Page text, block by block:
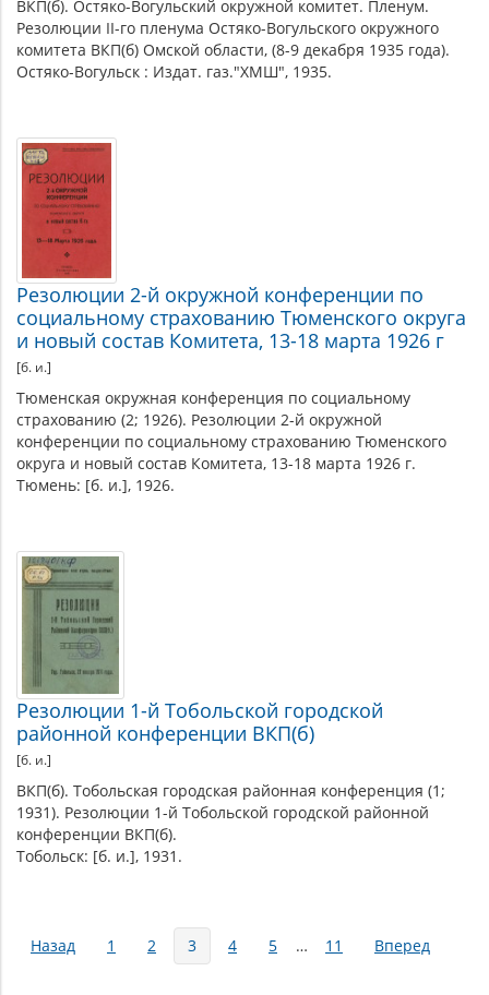
ВКП(б). Остяко-Вогульский окружной комитет. Пленум.
Резолюции II-го пленума Остяко-Вогульского окружного
комитета ВКП(б) Омской области, (8-9 декабря 1935 года).
Остяко-Вогульск : Издат. газ."ХМШ", 1935.
Резолюции 2-й окружной конференции по
социальному страхованию Тюменского округа
и новый состав Комитета, 13-18 марта 1926 г
[б. и.]
Тюменская окружная конференция по социальному
страхованию (2; 1926). Резолюции 2-й окружной
конференции по социальному страхованию Тюменского
округа и новый состав Комитета, 13-18 марта 1926 г.
Тюмень: [б. и.], 1926.
Резолюции 1-й Тобольской городской
районной конференции ВКП(б)
[б. и.]
ВКП(б). Тобольская городская районная конференция (1;
1931). Резолюции 1-й Тобольской городской районной
конференции ВКП(б).
Тобольск: [б. и.], 1931.
Страницы
Назад 1 2 3 4 5 … 11 Вперед